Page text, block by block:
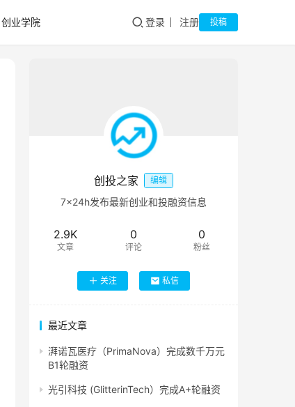
创业学院 登录 注册 投稿
创投之家 编辑
7×24h发布最新创业和投融资信息
2.9K
文章
0
评论
0
粉丝
关注 私信
最近文章
湃诺瓦医疗（PrimaNova）完成数千万元
B1轮融资
光引科技 (GlitterinTech）完成A+轮融资